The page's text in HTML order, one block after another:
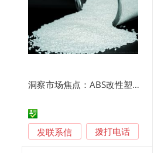
洞察市场焦点：ABS改性塑料的核心选择逻辑
发联系信 拨打电话